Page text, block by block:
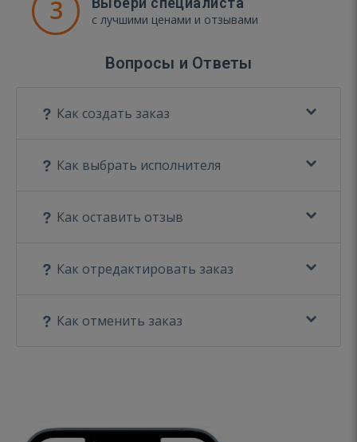
3 с лучшими ценами и отзывами
Вопросы и Ответы
Как создать заказ
Как выбрать исполнителя
Как оставить отзыв
Как отредактировать заказ
Как отменить заказ